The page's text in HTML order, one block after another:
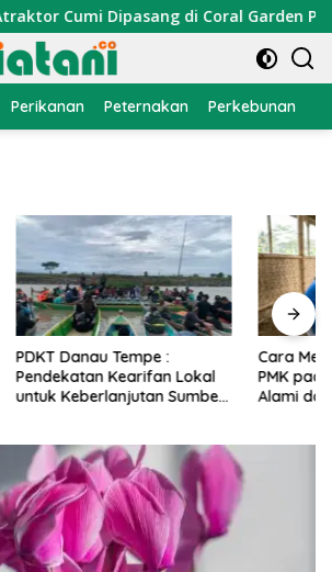
Cumi Dipasang di Coral Garden Pulau
Perikanan Peternakan Perkebunan
Lokal
Sumber
Cara Mengatasi Penyakit
PMK pada Sapi Perah Secara
Alami dan Medis